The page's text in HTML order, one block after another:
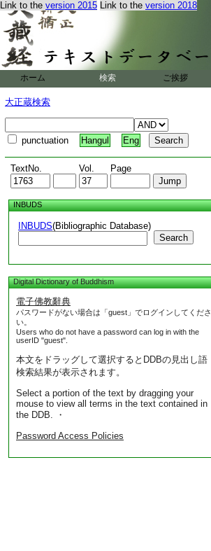
Link to the version 2015 Link to the version 2018
ホーム 検索 ご挨拶
大正蔵検索
punctuation Hangul Eng
TextNo. Vol. Page
INBUDS
INBUDS(Bibliographic Database)
Search
Digital Dictionary of Buddhism
電子佛教辭典
パスワードがない場合は「guest」でログインしてくださ
い。
Users who do not have a password can log in with the
userID "guest".
本文をドラッグして選択するとDDBの見出し語
検索結果が表示されます。
Select a portion of the text by dragging your
mouse to view all terms in the text contained in
the DDB. ・
Password Access Policies